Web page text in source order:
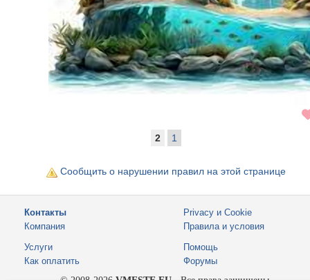
2 1
Сообщить о нарушении правил на этой странице
Контакты
Компания
Privacy и Cookie
Правила и условия
Услуги
Как оплатить
Помощь
Форумы